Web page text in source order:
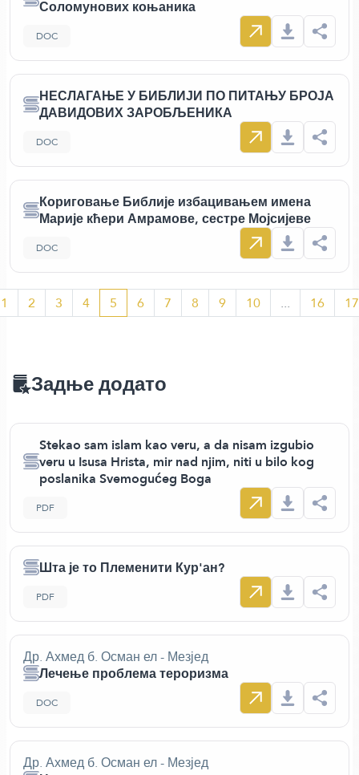
Соломунових коњаника
DOC
НЕСЛАГАЊЕ У БИБЛИЈИ ПО ПИТАЊУ БРОЈА
ДАВИДОВИХ ЗАРОБЉЕНИКА
DOC
Кориговање Библије избацивањем имена
Марије кћери Амрамове, сестре Мојсијеве
DOC
1 2 3 4 5 6 7 8 9 10 ... 16 17
Задње додато
Stekao sam islam kao veru, a da nisam izgubio
veru u Isusa Hrista, mir nad njim, niti u bilo kog
poslanika Svemogućeg Boga
PDF
Шта је то Племенити Кур'ан?
PDF
Др. Ахмед б. Осман ел - Мезјед
Лечење проблема тероризма
DOC
Др. Ахмед б. Осман ел - Мезјед